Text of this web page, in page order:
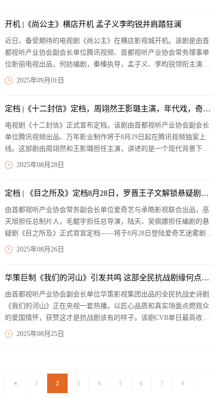
开机 |《尚公主》横店开机 孟子义李昀锐并肩踏狂澜
近日，备受期待的电视剧《尚公主》在横店影视城开机。该剧是由首
都视听产业协会副会长单位腾讯视频、首都视听产业协会常务理事单
位新丽电视出品，何妨编剧，秦榛执导，孟子义、李昀锐领衔主演的
古装爱情剧。改编自伊人睽睽的同名小说《尚公主》，岭南烟雨中命
2025年09月01日
定档 |《十二封信》定档，周翊然王影璐主演，年代戏，奇幻爱情剧
电视剧《十二封信》正式宣布定档，该剧由首都视听产业协会副会长
单位腾讯视频出品、万年影业制作将于8月29日起在腾讯视频独家上
线。这部剧由周翊然和王影璐担任主演，讲述的是一个现代背景下的
爱情故事。故事融合了奇幻元素，并且有着不少年代感的戏份，男女
2025年08月28日
定档 | 《目之所及》定档8月28日，罗晋王子文解锁悬疑剧黑马
由首都视听产业协会常务副会长单位爱奇艺与承皓影视联合出品，巫
天旭担任总制片人，毛鲲宇担任总导演，陆天、吴佩娜担任编剧的悬
疑剧《目之所及》正式官宣定档——将于8月28日登陆爱奇艺迷雾剧场
播出。 【阅读全文】
2025年08月26日
华策巨制《我们的河山》引发共鸣 这部全民抗战剧缘何点燃DNA里的爱国魂
由首都视听产业协会副会长单位华策影视集团出品的全民抗战史诗剧
《我们的河山》正在央视一套热播，以匠心品质和真实场面点燃观众
的爱国情怀，获赞这才是抗战剧该有的样子。该剧CVB单日最高收视
率达2.961%，国家广电总局领衔发声，央视、东方卫视、山东卫视、
2025年08月25日
1 2 3 4 5 6 7 8